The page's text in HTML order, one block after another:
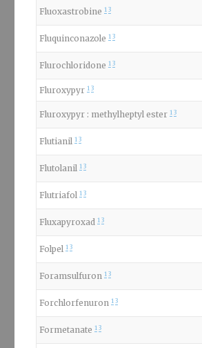
Fluoxastrobine 1 3
Fluquinconazole 1 3
Flurochloridone 1 3
Fluroxypyr 1 3
Fluroxypyr : methylheptyl ester 1 3
Flutianil 1 3
Flutolanil 1 3
Flutriafol 1 3
Fluxapyroxad 1 3
Folpel 1 3
Foramsulfuron 1 3
Forchlorfenuron 1 3
Formetanate 1 3